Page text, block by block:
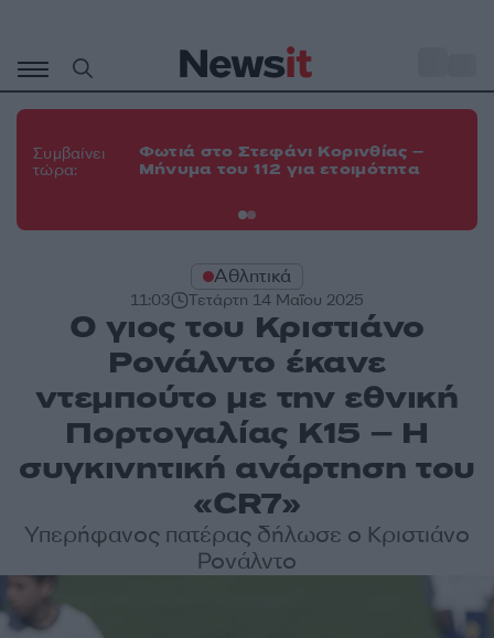
περιεχόμενο
Συμβαίνει
τώρα:
Φωτιά στο Στεφάνι Κορινθίας –
Μήνυμα του 112 για ετοιμότητα
Αθλητικά
11:03 Τετάρτη 14 Μαΐου 2025
Ο γιος του Κριστιάνο
Ρονάλντο έκανε
ντεμπούτο με την εθνική
Πορτογαλίας Κ15 – Η
συγκινητική ανάρτηση του
«CR7»
Υπερήφανος πατέρας δήλωσε ο Κριστιάνο
Ρονάλντο